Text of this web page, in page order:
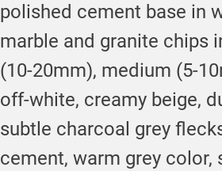
polished cement base in
marble and granite chips
(10-20mm), medium (5-
off-white, creamy beige,
subtle charcoal grey
cement, warm grey